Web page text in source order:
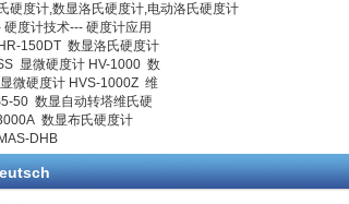
硬度计,数显洛氏硬度计,电动洛氏硬度计
硬度计技术--- 硬度计应用
150DT 数显洛氏硬度计
显微硬度计 HV-1000 数
微硬度计 HVS-1000Z 维
50 数显自动转塔维氏硬
数显布氏硬度计
DHB